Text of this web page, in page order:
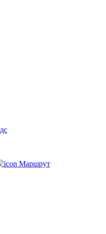
Маршрут